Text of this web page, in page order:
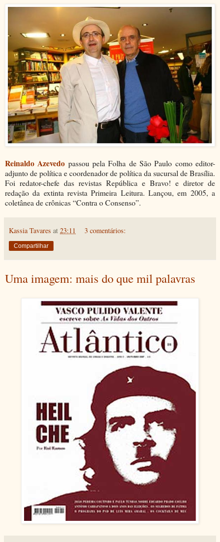
Reinaldo Azevedo passou pela Folha de São Paulo como editor-
adjunto de política e coordenador de política da sucursal de Brasília.
Foi redator-chefe das revistas República e Bravo! e diretor de
redação da extinta revista Primeira Leitura. Lançou, em 2005, a
coletânea de crônicas “Contra o Consenso”.
Kassia Tavares at 23:11 3 comentários:
Compartilhar
Uma imagem: mais do que mil palavras